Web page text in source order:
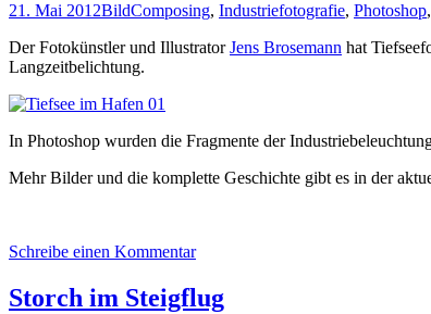
21. Mai 2012BildComposing, Industriefotografie, Photoshop,
Der Fotokünstler und IllustratorJens Brosemann hat
Langzeitbelichtung.
In Photoshop wurden die Fragmente der
Mehr Bilder und die komplette Geschichte gibt es in der
Schreibe einen Kommentar
Storch im Steigflug